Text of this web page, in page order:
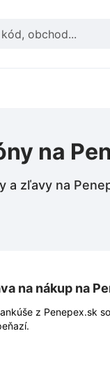
na
a zľavy na
na nákup na
z Penepex.sk so